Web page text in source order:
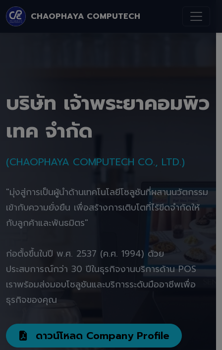
CHAOPHAYA COMPUTECH
บริษัท เจ้าพระยาคอมพิว
เทค จำกัด
(CHAOPHAYA COMPUTECH CO., LTD.)
"มุ่งสู่การเป็นผู้นำด้านเทคโนโลยีโซลูชันที่ผสานนวัตกรรม
เข้ากับความยั่งยืน เพื่อสร้างการเติบโตที่ไร้ขีดจำกัดให้
กับลูกค้าและพันธมิตร"
ก่อตั้งขึ้นในปี พ.ศ. 2537 (ค.ศ. 1994) ด้วย
ประสบการณ์กว่า 30 ปีในธุรกิจงานบริการด้าน POS
เราพร้อมส่งมอบโซลูชันและบริการระดับมืออาชีพเพื่อ
ธุรกิจของคุณ
ดาวน์โหลด Company Profile